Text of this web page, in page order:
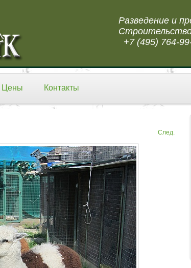
Разведение и
+7 (495) 764-
Цены Контакты
След.